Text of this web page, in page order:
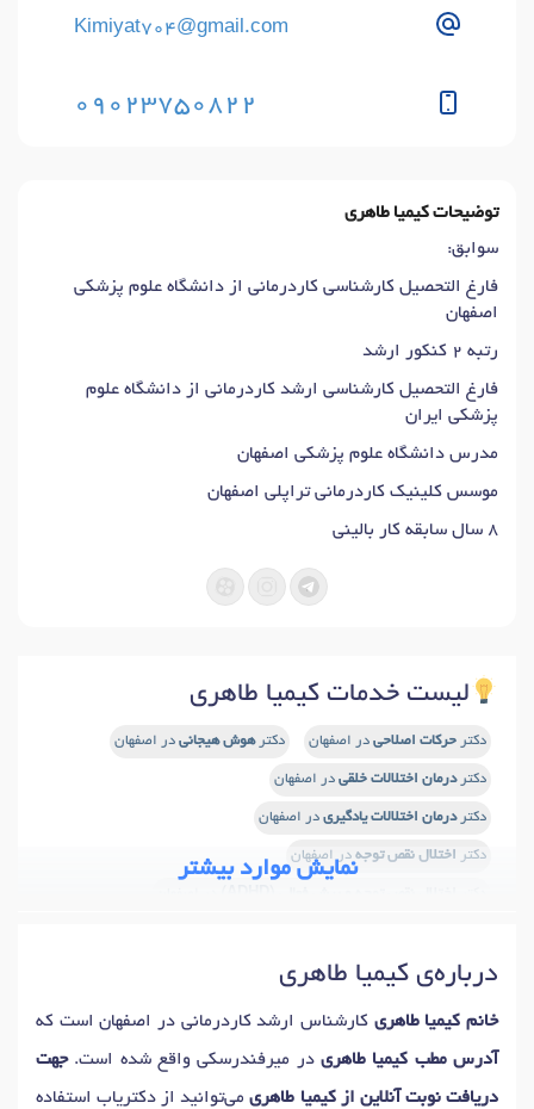
Kimiyat704@gmail.com
09023750822
توضیحات کیمیا طاهری
سوابق:
فارغ التحصیل کارشناسی کاردرمانی از دانشگاه علوم پزشکی
اصفهان
رتبه 2 کنکور ارشد
فارغ التحصیل کارشناسی ارشد کاردرمانی از دانشگاه علوم
پزشکی ایران
مدرس دانشگاه علوم پزشکی اصفهان
موسس کلینیک کاردرمانی تراپلی اصفهان
8 سال سابقه کار بالینی
لیست خدمات کیمیا طاهری
دکتر حرکات اصلاحی در اصفهان دکترهوش هیجانی در اصفهان
دکتردرمان اختلالات خلقی در اصفهان
دکتردرمان اختلالات یادگیری در اصفهان
دکتر اختلال نقص توجه در اصفهان
دکترآموزش مهارتهای زندگی در اصفهان
نمایش موارد بیشتر
درباره‌ی کیمیا طاهری
خانم کیمیا طاهری کارشناس ارشد کاردرمانی در اصفهان است که
آدرس مطب کیمیا طاهری در میرفندرسکی واقع شده است.جهت
دریافت نوبت آنلاین از کیمیا طاهریمی‌توانید از دکتریاب استفاده